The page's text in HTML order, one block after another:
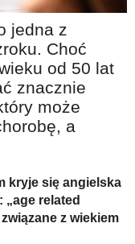
nie tylko dla 60plus
jedna z
Choć
od 50 lat
znacznie
może
a
kryje się angielska
related
z wiekiem